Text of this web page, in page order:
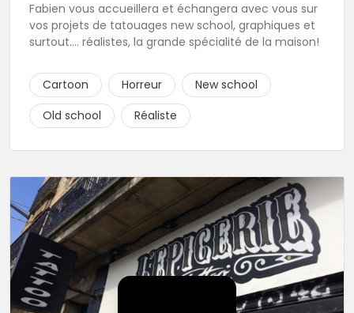
Fabien vous accueillera et échangera avec vous sur
vos projets de tatouages new school, graphiques et
surtout.... réalistes, la grande spécialité de la maison!
Cartoon Horreur
New school
Old school
Réaliste